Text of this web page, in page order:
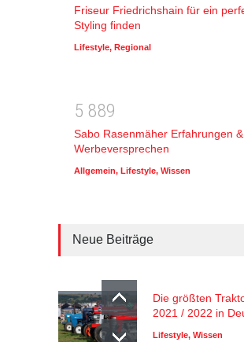
Friseur Friedrichshain für ein
Styling finden
Lifestyle, Regional
5 889
Sabo Rasenmäher Erfahrungen &
Werbeversprechen
Allgemein, Lifestyle, Wissen
Neue Beiträge
Die größten
2021 / 2022 in
Lifestyle, Wissen